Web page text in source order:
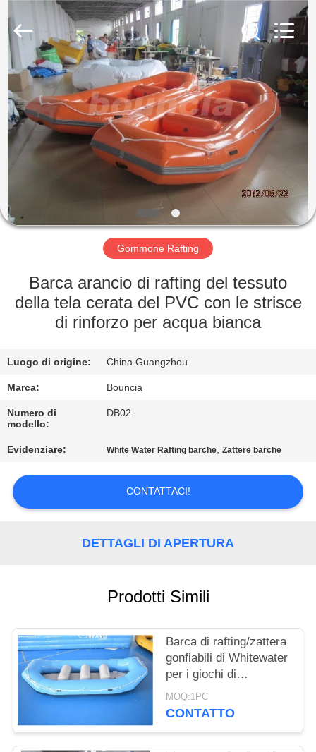
CASA
PRODOTTI
VIDEO
CIRCA
NOI
GIRO
DELLA
FABBRICA
CONTROLLO
DI
QUALITÀ
CONTATTICI
RICHIEDA
CITAZIONE
SITO
PRIVACY
POLICY
Bouncia
Inflatables
Factory.
Rights
Reserved.
Gommone Rafting
Barca arancio di rafting del tessuto
della tela cerata del PVC con le strisce
di rinforzo per acqua bianca
Luogo di origine: China Guangzhou
Marca: Bouncia
Numero di
modello:
DB02
Evidenziare: White Water Rafting barche,Zattere barche
CONTATTACI!
DETTAGLI DI APERTURA
Prodotti Simili
Barca di rafting/zattera
gonfiabili di Whitewater
per i giochi di
avventura
MOQ:1PC
CONTATTO